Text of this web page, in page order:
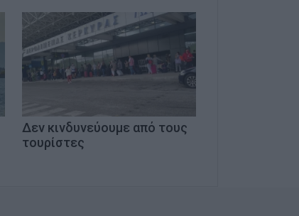
Δεν κινδυνεύουμε από τους
τουρίστες